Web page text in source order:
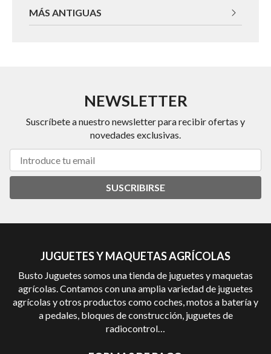
MÁS ANTIGUAS
NEWSLETTER
Suscríbete a nuestro newsletter para recibir ofertas y
novedades exclusivas.
SUSCRIBIRSE
JUGUETES Y MAQUETAS AGRÍCOLAS
Busto Juguetes somos una tienda de juguetes y maquetas
agrícolas. Contamos con una amplia variedad de juguetes
agrícolas y otros productos como coches, motos a batería y
a pedales, bloques de construcción, juguetes de
radiocontrol…